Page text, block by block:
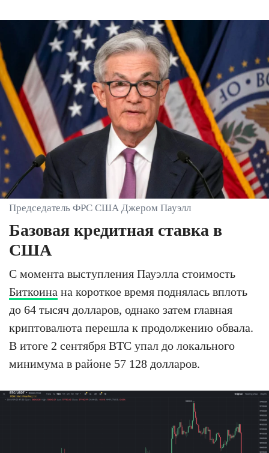
Председатель ФРС США Джером Пауэлл
Базовая кредитная ставка в
США
С момента выступления Пауэлла стоимость
Биткоина на короткое время поднялась вплоть
до 64 тысяч долларов, однако затем главная
криптовалюта перешла к продолжению обвала.
В итоге 2 сентября BTC упал до локального
минимума в районе 57 128 долларов.